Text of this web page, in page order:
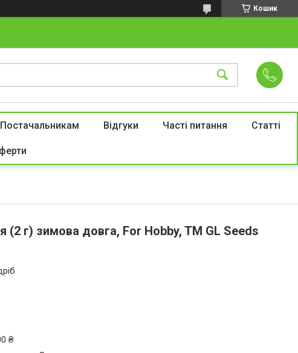
Кошик
Постачальникам Відгуки Часті питання Статті
(2 г) зимова довга, For Hobby, TM GL Seeds
₴